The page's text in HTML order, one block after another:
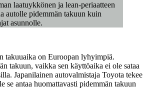
laatuykkönen ja lean-periaatteen
autolle pidemmän takuun kuin
asunnolle.
takuuaika on Euroopan lyhyimpiä.
takuun, vaikka sen käyttöaika ei ole sataa
Japanilainen autovalmistaja Toyota tekee
se antaa huomattavasti pidemmän takuun